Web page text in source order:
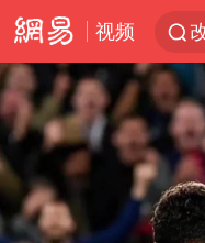
视频